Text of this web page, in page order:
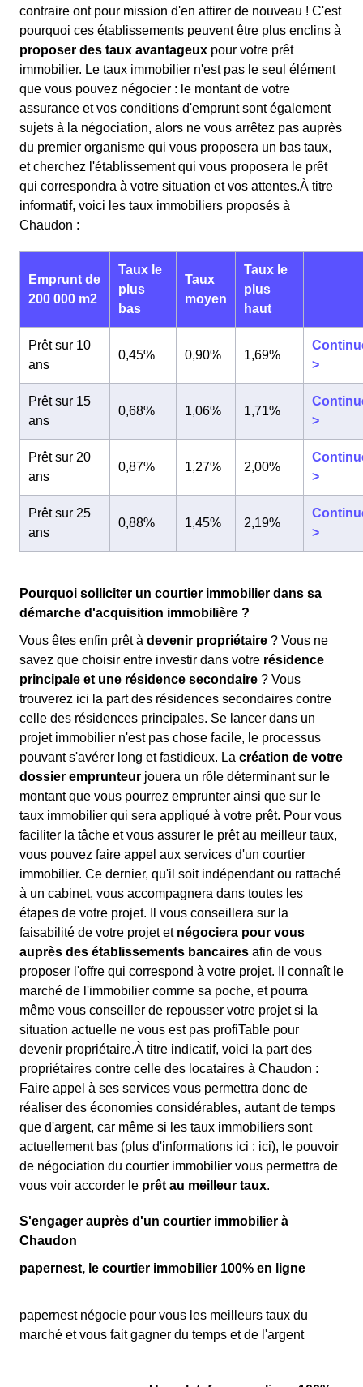
contraire ont pour mission d'en attirer de nouveau ! C'est
pourquoi ces établissements peuvent être plus enclins à
proposer des taux avantageux pour votre prêt
immobilier. Le taux immobilier n'est pas le seul élément
que vous pouvez négocier : le montant de votre
assurance et vos conditions d'emprunt sont également
sujets à la négociation, alors ne vous arrêtez pas auprès
du premier organisme qui vous proposera un bas taux,
et cherchez l'établissement qui vous proposera le prêt
qui correspondra à votre situation et vos attentes.À titre
informatif, voici les taux immobiliers proposés à
Chaudon :
Emprunt de
200 000 m2
Taux le
plus
bas
Taux
moyen
Taux le
plus
haut
Prêt sur 10
ans
0,45% 0,90% 1,69%
>
Prêt sur 15
ans
0,68% 1,06% 1,71%
>
Prêt sur 20
ans
0,87% 1,27% 2,00%
>
Prêt sur 25
ans
0,88% 1,45% 2,19%
>
Pourquoi solliciter un courtier immobilier dans sa
démarche d'acquisition immobilière ?
Vous êtes enfin prêt à devenir propriétaire ? Vous ne
savez que choisir entre investir dans votre résidence
principale et une résidence secondaire ? Vous
trouverez ici la part des résidences secondaires contre
celle des résidences principales. Se lancer dans un
projet immobilier n'est pas chose facile, le processus
pouvant s'avérer long et fastidieux. La création de votre
dossier emprunteur jouera un rôle déterminant sur le
montant que vous pourrez emprunter ainsi que sur le
taux immobilier qui sera appliqué à votre prêt. Pour vous
faciliter la tâche et vous assurer le prêt au meilleur taux,
vous pouvez faire appel aux services d'un courtier
immobilier. Ce dernier, qu'il soit indépendant ou rattaché
à un cabinet, vous accompagnera dans toutes les
étapes de votre projet. Il vous conseillera sur la
faisabilité de votre projet et négociera pour vous
auprès des établissements bancaires afin de vous
proposer l'offre qui correspond à votre projet. Il connaît le
marché de l'immobilier comme sa poche, et pourra
même vous conseiller de repousser votre projet si la
situation actuelle ne vous est pas profiTable pour
devenir propriétaire.À titre indicatif, voici la part des
propriétaires contre celle des locataires à Chaudon :
Faire appel à ses services vous permettra donc de
réaliser des économies considérables, autant de temps
que d'argent, car même si les taux immobiliers sont
actuellement bas (plus d'informations ici : ici), le pouvoir
de négociation du courtier immobilier vous permettra de
vous voir accorder le prêt au meilleur taux.
S'engager auprès d'un courtier immobilier à
Chaudon
papernest, le courtier immobilier 100% en ligne
papernest négocie pour vous les meilleurs taux du
marché et vous fait gagner du temps et de l'argent